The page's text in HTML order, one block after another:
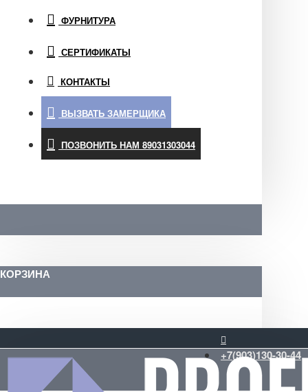
ФУРНИТУРА
СЕРТИФИКАТЫ
КОНТАКТЫ
ВЫЗВАТЬ ЗАМЕРЩИКА
ПОЗВОНИТЬ НАМ 89031303044
КОРЗИНА
+7(903)130-30-44